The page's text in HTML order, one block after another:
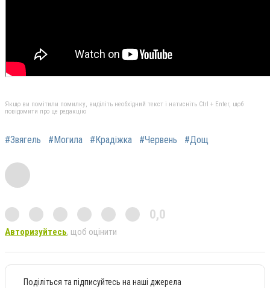
Якщо ви помітили помилку, виділіть необхідний текст і натисніть Ctrl + Enter, щоб
повідомити про це редакцію
#Звягель #Могила #Крадіжка #Червень #Дощ
0,0
Авторизуйтесь, щоб оцінити
Поділіться та підписуйтесь на наші джерела